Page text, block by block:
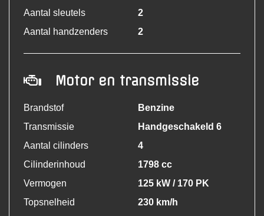
Aantal sleutels
2
Aantal handzenders
2
Motor en transmissie
Brandstof
Benzine
Transmissie
Handgeschakeld 6
Aantal cilinders
4
Cilinderinhoud
1798 cc
Vermogen
125 kW / 170 PK
Topsnelheid
230 km/h